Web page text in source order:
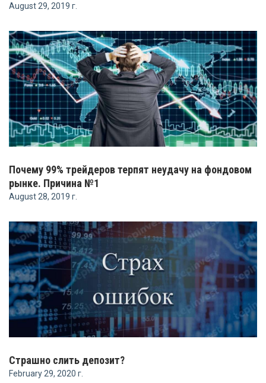
August 29, 2019 г.
Почему 99% трейдеров терпят неудачу на фондовом
рынке. Причина №1
August 28, 2019 г.
Страшно слить депозит?
February 29, 2020 г.